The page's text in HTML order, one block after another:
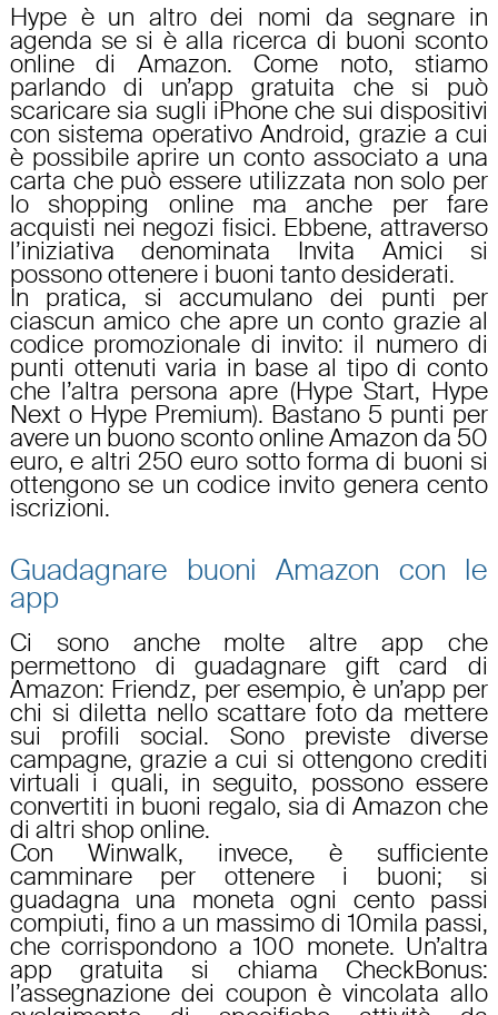
Hype è un altro dei nomi da segnare in
agenda se si è alla ricerca di buoni sconto
online di Amazon. Come noto, stiamo
parlando di un’app gratuita che si può
scaricare sia sugli iPhone che sui dispositivi
con sistema operativo Android, grazie a cui
è possibile aprire un conto associato a una
carta che può essere utilizzata non solo per
lo shopping online ma anche per fare
acquisti nei negozi fisici. Ebbene, attraverso
l’iniziativa denominata Invita Amici si
possono ottenere i buoni tanto desiderati.
In pratica, si accumulano dei punti per
ciascun amico che apre un conto grazie al
codice promozionale di invito: il numero di
punti ottenuti varia in base al tipo di conto
che l’altra persona apre (Hype Start, Hype
Next o Hype Premium). Bastano 5 punti per
avere un buono sconto online Amazon da 50
euro, e altri 250 euro sotto forma di buoni si
ottengono se un codice invito genera cento
iscrizioni.
Guadagnare buoni Amazon con le
app
Ci sono anche molte altre app che
permettono diguadagnare gift card di
Amazon: Friendz, per esempio, è un’app per
chi si diletta nello scattare foto da mettere
sui profili social. Sono previste diverse
campagne, grazie a cui si ottengono crediti
virtuali i quali, in seguito, possono essere
convertiti in buoni regalo, sia diAmazon che
di altri shop online.
Con Winwalk, invece, è sufficiente
camminare per ottenere i buoni; si
guadagna una moneta ogni cento passi
compiuti, fino a un massimo di 10mila passi,
che corrispondono a 100 monete. Un’altra
app gratuita si chiama CheckBonus:
l’assegnazione dei coupon è vincolata allo